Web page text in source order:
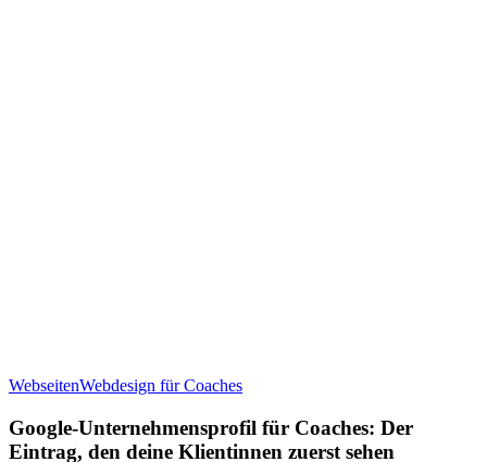
WebseitenWebdesign für CoachesGoogle-
für
Google-Unternehmensprofil für Coaches: Der
Eintrag, den deine Klientinnen zuerst sehen